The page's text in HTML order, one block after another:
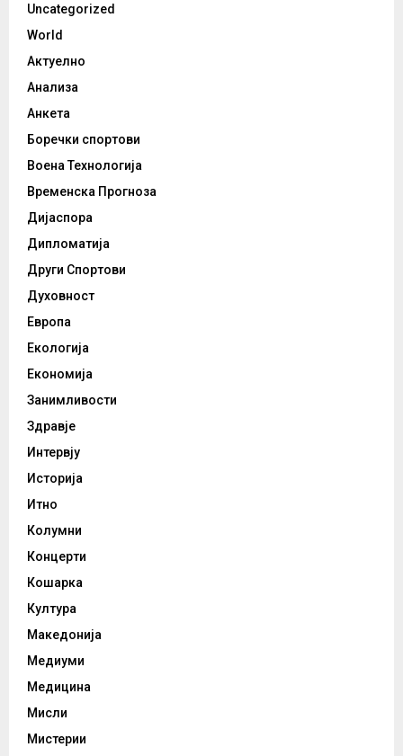
Uncategorized
World
Актуелно
Анализа
Анкета
Боречки спортови
Воена Технологија
Временска Прогноза
Дијаспора
Дипломатија
Други Спортови
Духовност
Европа
Екологија
Економија
Занимливости
Здравје
Интервју
Историја
Итно
Колумни
Концерти
Кошарка
Култура
Македонија
Медиуми
Медицина
Мисли
Мистерии